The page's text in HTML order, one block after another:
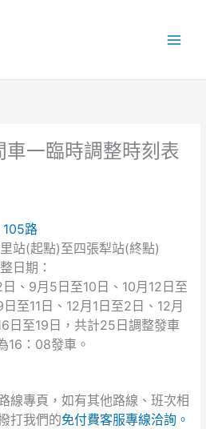
一臨時調整時刻表
105路
站(起點)至四張犁站(終點)
日期：
、9月5日至10日、10月12日至
至11日、12月1日至2日、12月
日至19日，共計25日調整發車
16：08發車。
線專頁，如有其他路線、班次相
打我們的免付費客服專線洽詢。